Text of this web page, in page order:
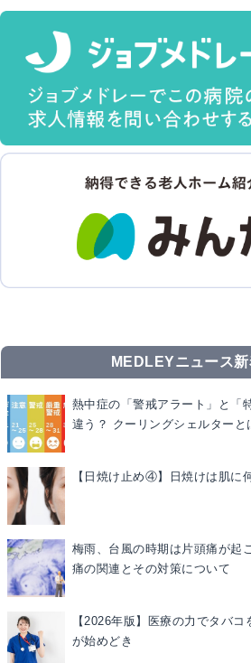
MEDLEYニュース
熱中症の「警戒アラート」と「
違う？ クーリングシェルターと
【日焼け止め④】日焼けは肌に
梅雨、台風の時期は片頭痛が起
痛の関連とその対策について
【2026年版】医療の力でタバ
が始めどき